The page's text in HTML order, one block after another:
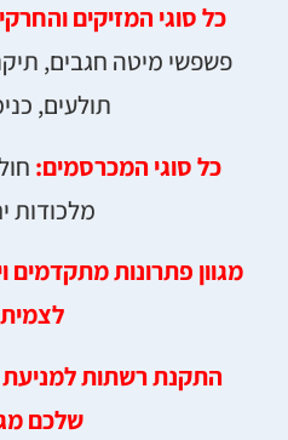
כל סוגי המזיקים
פשפשי מיטה חגבים,
תולעים,
כל סוגי המכרסמים:
מלכודות
מגוון פתרונות מתקדמים
התקנת רשתות
שלכם